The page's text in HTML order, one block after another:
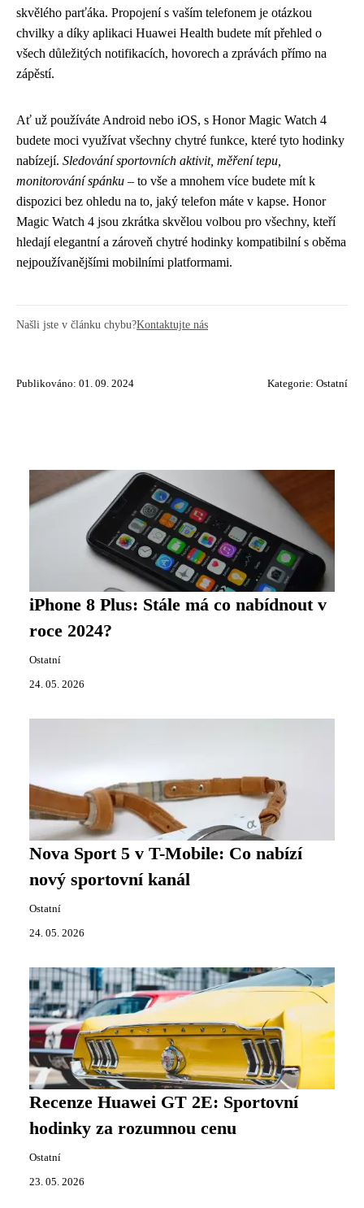
skvělého parťáka. Propojení s vaším telefonem je otázkou
chvilky a díky aplikaci Huawei Health budete mít přehled o
všech důležitých notifikacích, hovorech a zprávách přímo na
zápěstí.
Ať už používáte Android nebo iOS, s Honor Magic Watch 4
budete moci využívat všechny chytré funkce, které tyto hodinky
nabízejí. Sledování sportovních aktivit, měření tepu,
monitorování spánku – to vše a mnohem více budete mít k
dispozici bez ohledu na to, jaký telefon máte v kapse. Honor
Magic Watch 4 jsou zkrátka skvělou volbou pro všechny, kteří
hledají elegantní a zároveň chytré hodinky kompatibilní s oběma
nejpoužívanějšími mobilními platformami.
Našli jste v článku chybu?Kontaktujte nás
Publikováno: 01. 09. 2024 Kategorie: Ostatní
iPhone 8 Plus: Stále má co nabídnout v
roce 2024?
Ostatní
24. 05. 2026
Nova Sport 5 v T-Mobile: Co nabízí
nový sportovní kanál
Ostatní
24. 05. 2026
Recenze Huawei GT 2E: Sportovní
hodinky za rozumnou cenu
Ostatní
23. 05. 2026